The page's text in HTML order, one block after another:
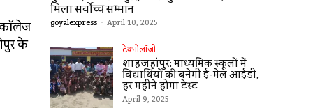
कॉलेज
के
मिला सर्वोच्च सम्मान
goyalexpress - April 10, 2025
टेक्नोलॉजी
शाहजहांपुर: माध्यमिक स्कूलाें में
विद्यार्थियों की बनेगी ई-मेल आईडी,
हर महीने होगा टेस्ट
April 9, 2025